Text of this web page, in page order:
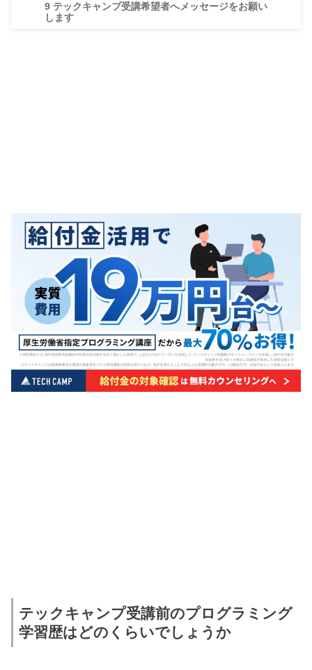
9 テックキャンプ受講希望者へメッセージをお願い
します
テックキャンプ受講前のプログラミング
学習歴はどのくらいでしょうか